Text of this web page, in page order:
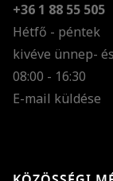
+36 1 88 55 505
Hétfő - péntek
kivéve ünnep-
08:00 - 16:30
E-mail küldése